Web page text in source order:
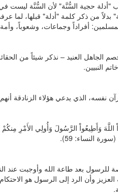
"أدلة حجية السُّنَّة" لأن السُّنَّة
بدلاً من ذكر كلمة "أدلة" قبلها،
أفراداً وجماعات، وشعوباً،
الجاهل العنيد – نذكر شيئاً من
النبيين.
نفسه، الذي يدعي هؤلاء الزنادقة
اللَّهَ وَأَطِيعُواْ الرَّسُولَ وَأُولِي الأَمْرِ
النساء: 59).
للرسول بعد طاعة الله وأوجبت عند
العزيز وأن الرد إلى الرسول هو